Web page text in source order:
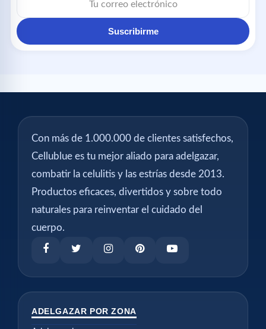
Suscribirme
Con más de 1.000.000 de clientes satisfechos,
Cellublue es tu mejor aliado para adelgazar,
combatir la celulitis y las estrías desde 2013.
Productos eficaces, divertidos y sobre todo
naturales para reinventar el cuidado del
cuerpo.
ADELGAZAR POR ZONA